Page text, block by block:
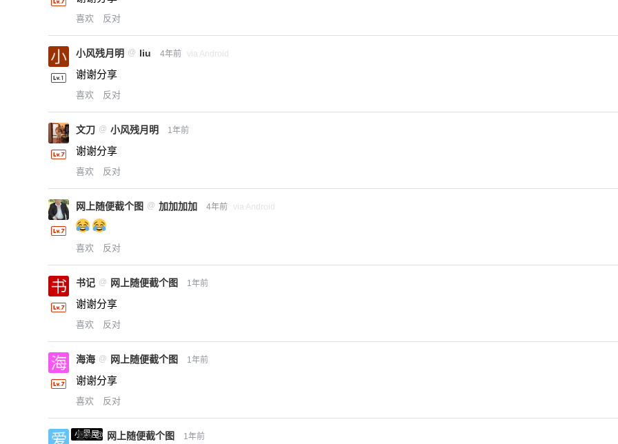
喜欢 反对
小风残月明 @ liu 4年前 via Android
谢谢分享
喜欢 反对
文刀 @ 小风残月明 1年前
谢谢分享
喜欢 反对
网上随便截个图 @ 加加加加 4年前 via Android
喜欢 反对
书记 @ 网上随便截个图 1年前
谢谢分享
喜欢 反对
海海 @ 网上随便截个图 1年前
谢谢分享
喜欢 反对
小黑屋
爱X @ 网上随便截个图 1年前